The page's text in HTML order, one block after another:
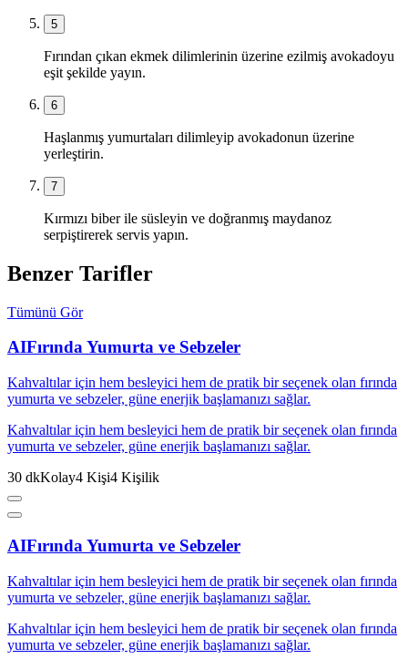
5
Fırından çıkan ekmek dilimlerinin üzerine ezilmiş avokadoyu
eşit şekilde yayın.
6
Haşlanmış yumurtaları dilimleyip avokadonun üzerine
yerleştirin.
7
Kırmızı biber ile süsleyin ve doğranmış maydanoz
serpiştirerek servis yapın.
Benzer Tarifler
Tümünü Gör
AIFırında Yumurta ve Sebzeler
Kahvaltılar için hem besleyici hem de pratik bir seçenek olan fırında
yumurta ve sebzeler, güne enerjik başlamanızı sağlar.
Kahvaltılar için hem besleyici hem de pratik bir seçenek olan fırında
yumurta ve sebzeler, güne enerjik başlamanızı sağlar.
30 dkKolay4 Kişi4 Kişilik
AIFırında Yumurta ve Sebzeler
Kahvaltılar için hem besleyici hem de pratik bir seçenek olan fırında
yumurta ve sebzeler, güne enerjik başlamanızı sağlar.
Kahvaltılar için hem besleyici hem de pratik bir seçenek olan fırında
yumurta ve sebzeler, güne enerjik başlamanızı sağlar.